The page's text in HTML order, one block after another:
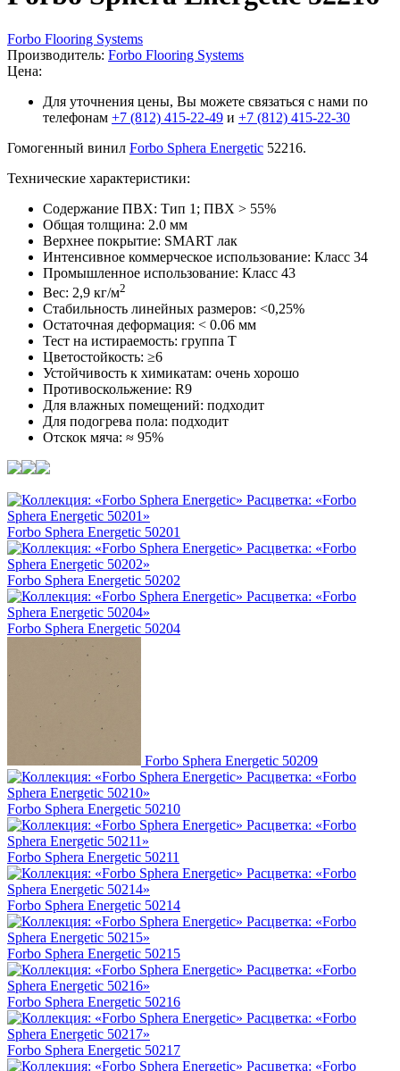
Forbo Flooring Systems
Производитель: Forbo Flooring Systems
Цена:
Для уточнения цены, Вы можете связаться с нами по
телефонам +7 (812) 415-22-49 и +7 (812) 415-22-30
Гомогенный винил Forbo Sphera Energetic 52216.
Технические характеристики:
Содержание ПВХ: Тип 1; ПВХ > 55%
Общая толщина: 2.0 мм
Верхнее покрытие: SMART лак
Интенсивное коммерческое использование: Класс 34
Промышленное использование: Класс 43
Вес: 2,9 кг/м2
Стабильность линейных размеров: <0,25%
Остаточная деформация: < 0.06 мм
Тест на истираемость: группа T
Цветостойкость: ≥6
Устойчивость к химикатам: очень хорошо
Противоскольжение: R9
Для влажных помещений: подходит
Для подогрева пола: подходит
Отскок мяча: ≈ 95%
Forbo Sphera Energetic 50201
Forbo Sphera Energetic 50202
Forbo Sphera Energetic 50204
Forbo Sphera Energetic 50209
Forbo Sphera Energetic 50210
Forbo Sphera Energetic 50211
Forbo Sphera Energetic 50214
Forbo Sphera Energetic 50215
Forbo Sphera Energetic 50216
Forbo Sphera Energetic 50217